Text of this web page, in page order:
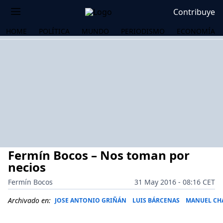
Contribuye
HOME POLÍTICA MUNDO PERIODISMO ECONOMÍA
Fermín Bocos – Nos toman por
necios
Fermín Bocos
31 May 2016 - 08:16 CET
Archivado en: JOSE ANTONIO GRIÑÁN LUIS BÁRCENAS MANUEL